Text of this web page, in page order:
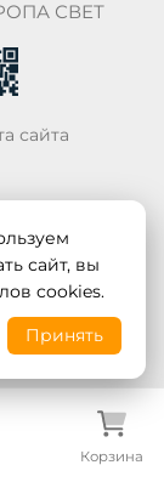
Корзина
СВЕТ
сайта
сайт, вы
cookies.
Принять